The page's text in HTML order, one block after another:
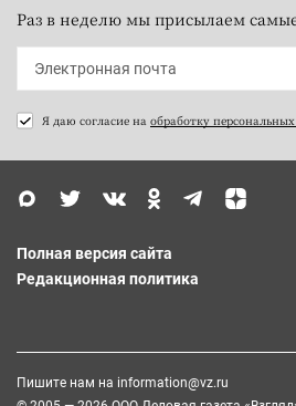
Раз в неделю мы присылаем
Я даю согласие на обработку
Полная версия сайта
Редакционная политика
Пишите нам на information@vz.ru